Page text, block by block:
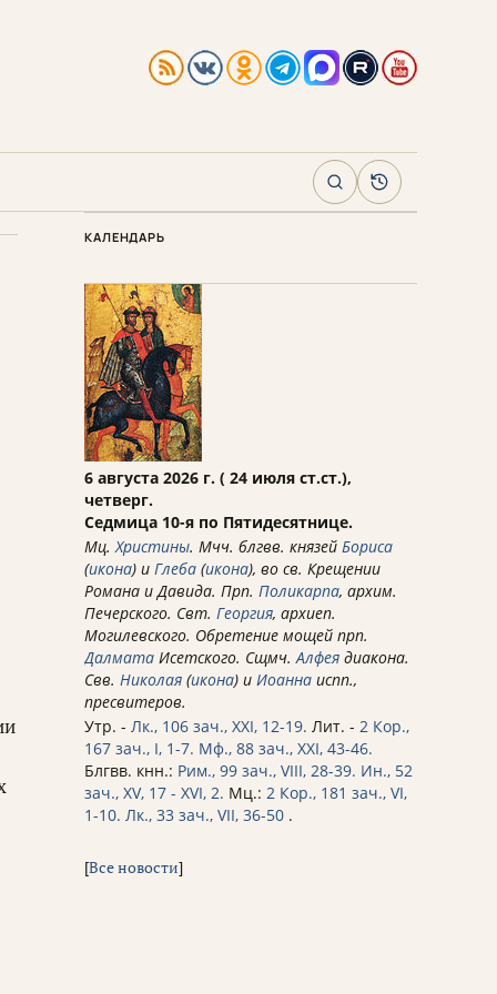
ПоискАрхив
КАЛЕНДАРЬ
6 августа 2026 г. ( 24 июля ст.ст.),
четверг.
Седмица 10-я по Пятидесятнице.
Мц.Христины. Мчч. блгвв. князей Бориса
(икона) и Глеба (икона), во св. Крещении
Романа и Давида. Прп. Поликарпа, архим.
Печерского. Свт. Георгия, архиеп.
Могилевского. Обретение мощей прп.
Далмата Исетского. Сщмч.Алфея диакона.
Свв. Николая (икона) и Иоанна испп.,
пресвитеров.
Утр. - Лк., 106 зач., XXI, 12-19. Лит. - 2 Кор.,
167 зач., I, 1-7. Мф., 88 зач., XXI, 43-46.
Блгвв. кнн.: Рим., 99 зач., VIII, 28-39. Ин., 52
зач., XV, 17 - XVI, 2. Мц.: 2 Кор., 181 зач., VI,
1-10. Лк., 33 зач., VII, 36-50 .
[Все новости]